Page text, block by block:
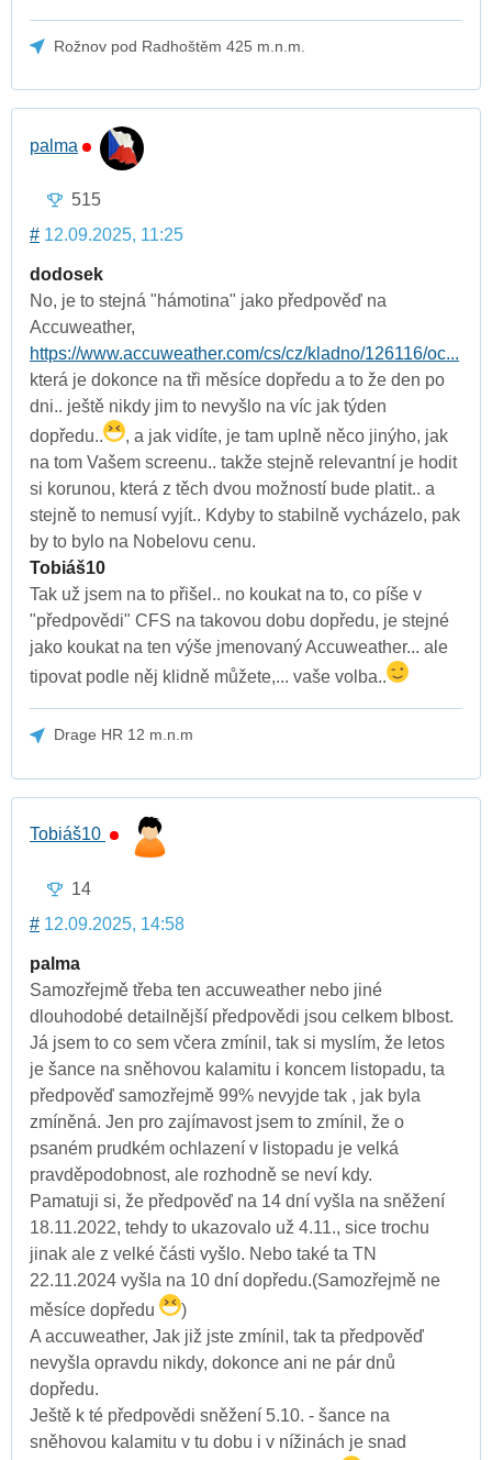
Rožnov pod Radhoštěm 425 m.n.m.
palma
515
# 12.09.2025, 11:25
dodosek
No, je to stejná "hámotina" jako předpověď na
Accuweather,
https://www.accuweather.com/cs/cz/kladno/126116/oc...
která je dokonce na tři měsíce dopředu a to že den po
dni.. ještě nikdy jim to nevyšlo na víc jak týden
dopředu..
, a jak vidíte, je tam uplně něco jinýho, jak
na tom Vašem screenu.. takže stejně relevantní je hodit
si korunou, která z těch dvou možností bude platit.. a
stejně to nemusí vyjít.. Kdyby to stabilně vycházelo, pak
by to bylo na Nobelovu cenu.
Tobiáš10
Tak už jsem na to přišel.. no koukat na to, co píše v
"předpovědi" CFS na takovou dobu dopředu, je stejné
jako koukat na ten výše jmenovaný Accuweather... ale
tipovat podle něj klidně můžete,... vaše volba..
Drage HR 12 m.n.m
Tobiáš10
14
# 12.09.2025, 14:58
palma
Samozřejmě třeba ten accuweather nebo jiné
dlouhodobé detailnější předpovědi jsou celkem blbost.
Já jsem to co sem včera zmínil, tak si myslím, že letos
je šance na sněhovou kalamitu i koncem listopadu, ta
předpověď samozřejmě 99% nevyjde tak , jak byla
zmíněná. Jen pro zajímavost jsem to zmínil, že o
psaném prudkém ochlazení v listopadu je velká
pravděpodobnost, ale rozhodně se neví kdy.
Pamatuji si, že předpověď na 14 dní vyšla na sněžení
18.11.2022, tehdy to ukazovalo už 4.11., sice trochu
jinak ale z velké části vyšlo. Nebo také ta TN
22.11.2024 vyšla na 10 dní dopředu.(Samozřejmě ne
měsíce dopředu
)
A accuweather, Jak již jste zmínil, tak ta předpověď
nevyšla opravdu nikdy, dokonce ani ne pár dnů
dopředu.
Ještě k té předpovědi sněžení 5.10. - šance na
sněhovou kalamitu v tu dobu i v nížinách je snad